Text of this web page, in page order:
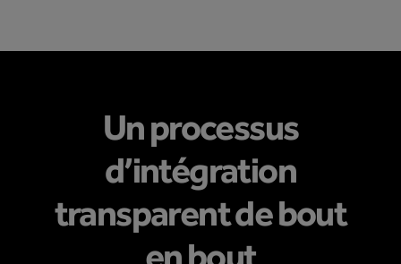
Un processus
d’intégration
transparent de bout